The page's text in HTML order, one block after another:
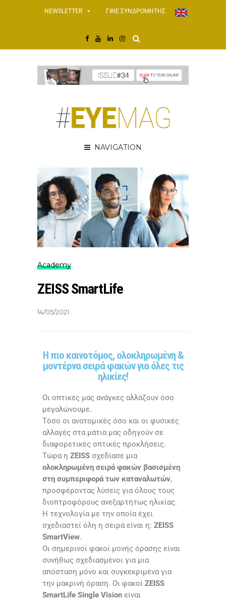
NEWSLETTER ΓΙΝΕ ΣΥΝΔΡΟΜΗΤΗΣ
NAVIGATION
Academy
ZEISS SmartLife
14/05/2021
Η πιο καινοτόμος, ολοκληρωμένη &
μοντέρνα σειρά φακών για όλες τις
ηλικίες!
Οι οπτικές μας ανάγκες αλλάζουν όσο
μεγαλώνουμε.
Τόσο οι ανατομικές όσο και οι φυσικές
αλλαγές στα μάτια μας οδηγούν σε
διαφορετικές οπτικές προκλήσεις.
Τώρα η ZEISS σχεδίασε μια
ολοκληρωμένη σειρά φακών βασισμένη
στη συμπεριφορά των καταναλωτών,
προσφέροντας λύσεις για όλους τους
διοπτροφόρους ανεξαρτήτως ηλικίας.
Η τεχνολογία με την οποία έχει
σχεδιαστεί όλη η σειρά είναι η: ZEISS
SmartView.
Οι σημερινοί φακοί μονής όρασης είναι
συνήθως σχεδιασμένοι για μια
απόσταση μόνο και συγκεκριμένα για
την μακρινή όραση. Οι φακοί ZEISS
SmartLife Single Vision είναι